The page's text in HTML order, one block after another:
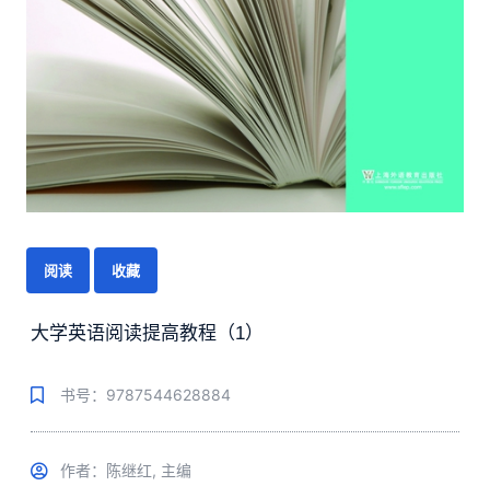
阅读 收藏
大学英语阅读提高教程（1）
书号：9787544628884
作者：陈继红, 主编